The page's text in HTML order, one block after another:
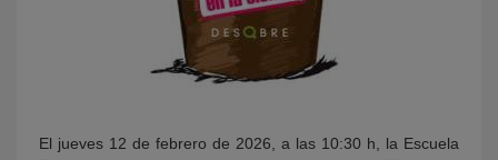
El jueves 12 de febrero de 2026, a las 10:30 h, la Escuela